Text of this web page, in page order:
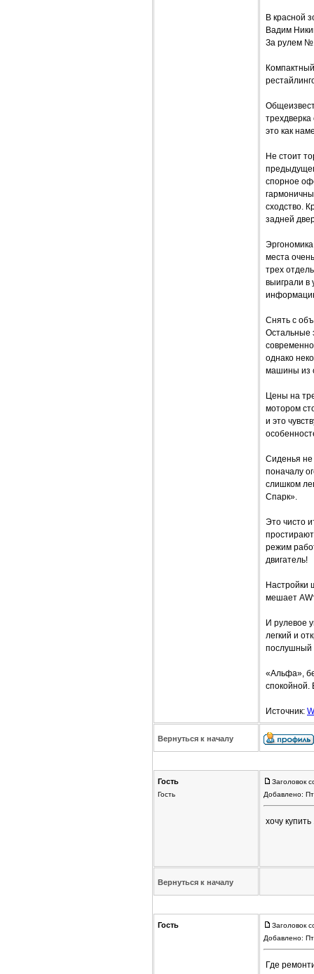
В красной
Вадим
За рулем
это как
Не стоит
спорное
сходство.
задней
места
трех
выиграли в
Снять с
Остальные
однако
машины из
Цены на
мотором
и это
Сиденья не
поначалу
слишком
Спарк».
Это чисто
режим
двигатель!
Настройки
мешает
И рулевое
легкий и
послушный
«Альфа»,
спокойной.
Источник:
Вернуться к началу
Гость
Гость
Заголовок
Добавлено:
хочу
Вернуться к началу
Гость
Заголовок
Добавлено:
Где